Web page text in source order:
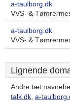
a-taulborg.dk
VVS- &
a-taulborg.dk
VVS- &
Lignende
Andre tæt
talk.dk, a-